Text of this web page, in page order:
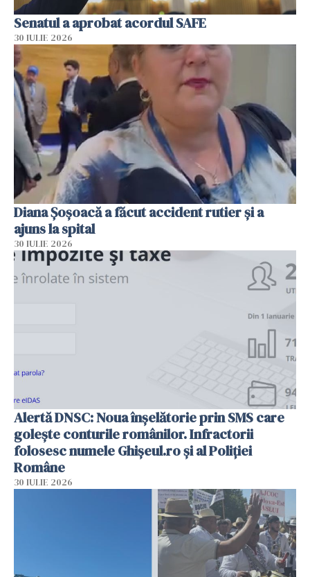
Senatul a aprobat acordul SAFE
30 IULIE 2026
Diana Șoșoacă a făcut accident rutier și a
ajuns la spital
30 IULIE 2026
Alertă DNSC: Noua înșelătorie prin SMS care
golește conturile românilor. Infractorii
folosesc numele Ghișeul.ro și al Poliției
Române
30 IULIE 2026